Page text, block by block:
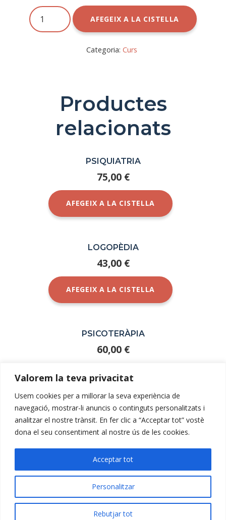
Valorem la teva privacitat
Usem cookies per a millorar la seva experiència de
navegació, mostrar-li anuncis o continguts personalitzats i
analitzar el nostre trànsit. En fer clic a “Acceptar tot” vostè
dona el seu consentiment al nostre ús de les cookies.
Personalitzar
Rebutjar tot
Acceptar tot
quantitat
de
AFEGEIX A LA CISTELLA
Categoria:Curs
Productes
relacionats
PSIQUIATRIA
75,00 €
AFEGEIX A LA CISTELLA
LOGOPÈDIA
43,00 €
AFEGEIX A LA CISTELLA
PSICOTERÀPIA
60,00 €
AFEGEIX A LA CISTELLA
Design by:Mustache Creative